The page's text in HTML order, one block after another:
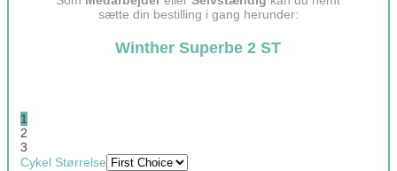
sætte din bestilling i gang herunder:
Winther Superbe 2 ST
1
2
3
Cykel Størrelse